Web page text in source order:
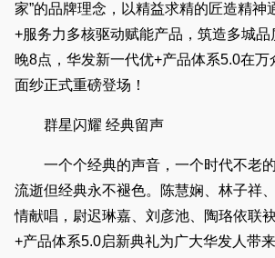
家”的品牌理念，以精益求精的匠造精神
+服务力多核驱动赋能产品，筑造多城品
晚8点，华发新一代优+产品体系5.0在
面纱正式重磅登场！
群星闪耀 经典留声
一个个经典的声音，一个时代不老的
流逝但经典永不褪色。陈慧娴、林子祥
情献唱，尉迟琳嘉、刘彦池、陶珞依联
+产品体系5.0启新典礼为广大华发人带